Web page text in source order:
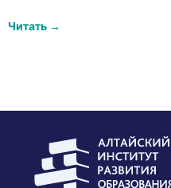
Читать →